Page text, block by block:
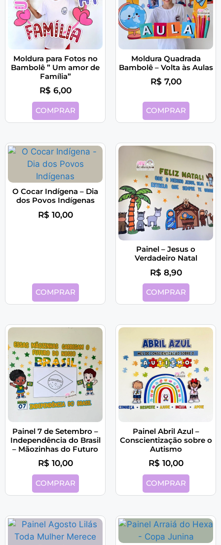
Moldura para Fotos no
Bambolê ” Um amor de
Família”
R$ 6,00
COMPRAR
Moldura Quadrada
Bambolê – Volta às Aulas
R$ 7,00
COMPRAR
O Cocar Indígena – Dia
dos Povos Indígenas
R$ 10,00
COMPRAR
Painel – Jesus o
Verdadeiro Natal
R$ 8,90
COMPRAR
Painel 7 de Setembro –
Independência do Brasil
– Mãozinhas do Futuro
R$ 10,00
COMPRAR
Painel Abril Azul –
Conscientização sobre o
Autismo
R$ 10,00
COMPRAR